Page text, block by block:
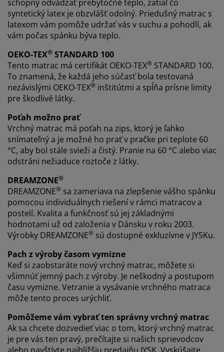
schopný odvádzať prebytočné teplo, zatiaľ čo
syntetický latex je obzvlášť odolný. Priedušný matrac s
latexom vám pomôže udržať vás v suchu a pohodlí, ak
vám počas spánku býva teplo.
OEKO-TEX® STANDARD 100
Tento matrac má certifikát OEKO-TEX® STANDARD 100.
To znamená, že každá jeho súčasť bola testovaná
nezávislými OEKO-TEX® inštitútmi a spĺňa prísne limity
pre škodlivé látky.
Poťah možno prať
Vrchný matrac má poťah na zips, ktorý je ľahko
snímateľný a je možné ho prať v pračke pri teplote 60
°C, aby bol stále svieži a čistý. Pranie na 60 °C alebo viac
odstráni nežiaduce roztoče z látky.
DREAMZONE®
DREAMZONE® sa zameriava na zlepšenie vášho spánku
pomocou individuálnych riešení v rámci matracov a
postelí. Kvalita a funkčnosť sú jej základnými
hodnotami už od založenia v Dánsku v roku 2003.
Výrobky DREAMZONE® sú dostupné exkluzívne v JYSKu.
Pach z výroby časom vymizne
Keď si zaobstaráte nový vrchný matrac, môžete si
všimnúť jemný pach z výroby. Je neškodný a postupom
času vymizne. Vetranie a vysávanie vrchného matraca
môže tento proces urýchliť.
Pomôžeme vám vybrať ten správny vrchný matrac
Ak sa chcete dozvedieť viac o tom, ktorý vrchný matrac
je pre vás ten pravý, prečítajte si našich sprievodcov
alebo navštívte najbližšiu predajňu JYSK. Vyskúšajte
spracovaní osobných údajova o našich zásadách
používania súborov cookie.